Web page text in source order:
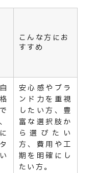
こんな方にお
すすめ
安心感やブラ
ンド力を重視
したい方、豊
富な選択肢か
ら選びたい
方、費用や工
期を明確にし
たい方。